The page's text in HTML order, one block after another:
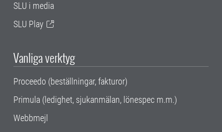
SLU i media
SLU Play
Vanliga verktyg
Proceedo (beställningar, fakturor)
Primula (ledighet, sjukanmälan, lönespec m.m.)
Webbmejl